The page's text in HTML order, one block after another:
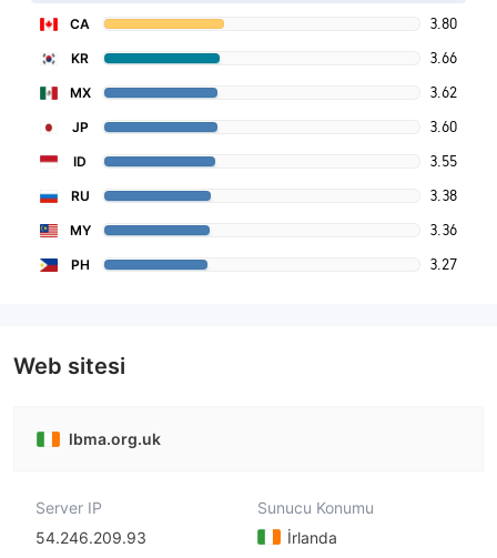
CA 3.80
KR 3.66
MX 3.62
JP 3.60
ID 3.55
RU 3.38
MY 3.36
PH 3.27
Web sitesi
lbma.org.uk
Server IP
54.246.209.93
Sunucu Konumu
İrlanda